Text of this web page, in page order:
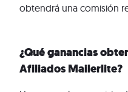
obtendrá una comisión
¿Qué ganancias
Afiliados Mailerlite?